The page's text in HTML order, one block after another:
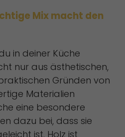
Mix macht den
in deiner Küche
nur aus ästhetischen,
Gründen von
Materialien
eine besondere
dazu bei, dass sie
ist. Holz ist